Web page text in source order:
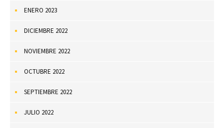
ENERO 2023
DICIEMBRE 2022
NOVIEMBRE 2022
OCTUBRE 2022
SEPTIEMBRE 2022
JULIO 2022